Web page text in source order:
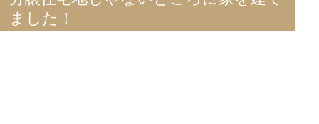
ました！